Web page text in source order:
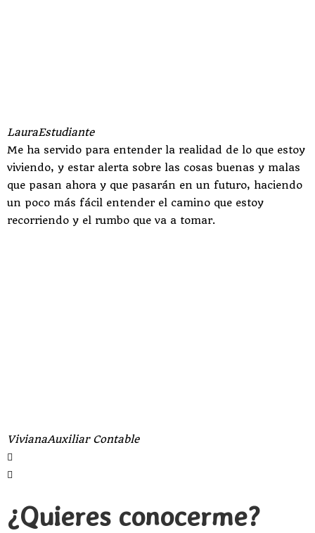
LauraEstudiante
Me ha servido para entender la realidad de lo que estoy
viviendo, y estar alerta sobre las cosas buenas y malas
que pasan ahora y que pasarán en un futuro, haciendo
un poco más fácil entender el camino que estoy
recorriendo y el rumbo que va a tomar.
VivianaAuxiliar Contable
¿Quieres conocerme?